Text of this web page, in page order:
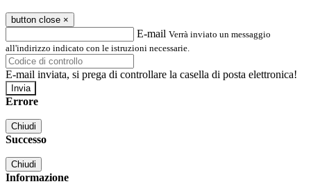
button close ×
E-mail Verrà inviato un messaggio
all'indirizzo indicato con le istruzioni necessarie.
E-mail inviata, si prega di controllare la casella di posta elettronica!
Errore
Chiudi
Successo
Chiudi
Informazione